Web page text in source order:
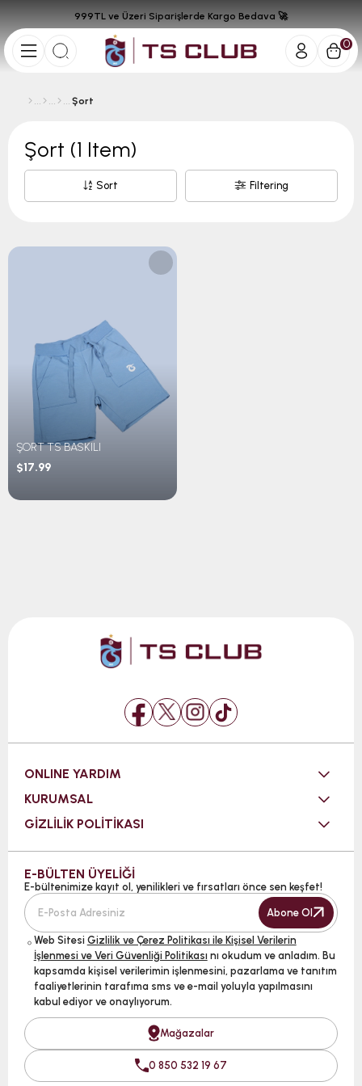
0
999TL ve Üzeri Siparişlerde Kargo Bedava 🚀
Şort
Şort (1 Item)
Filtering
Sort
ŞORT TS BASKILI
$17.99
ONLINE YARDIM
KURUMSAL
GİZLİLİK POLİTİKASI
E-BÜLTEN ÜYELİĞİ
E-bültenimize kayıt ol, yenilikleri ve fırsatları önce sen keşfet!
Abone Ol
Web Sitesi Gizlilik ve Çerez Politikası ile Kişisel Verilerin
İşlenmesi ve Veri Güvenliği Politikası nı okudum ve anladım. Bu
kapsamda kişisel verilerimin işlenmesini, pazarlama ve tanıtım
faaliyetlerinin tarafıma sms ve e-mail yoluyla yapılmasını
kabul ediyor ve onaylıyorum.
Mağazalar
0 850 532 19 67